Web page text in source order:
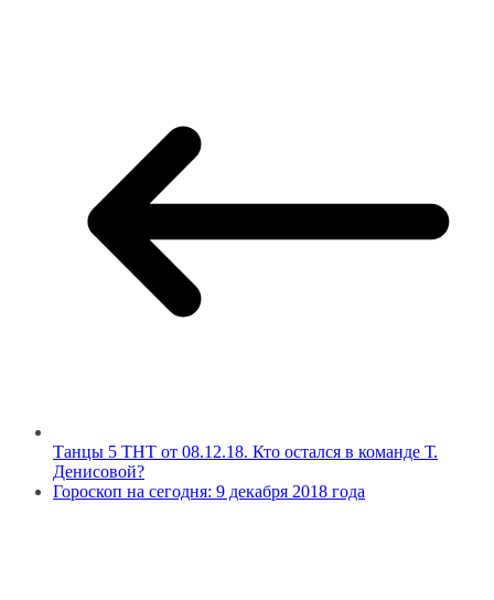
Танцы 5 ТНТ от 08.12.18. Кто остался в команде Т.
Денисовой?
Гороскоп на сегодня: 9 декабря 2018 года